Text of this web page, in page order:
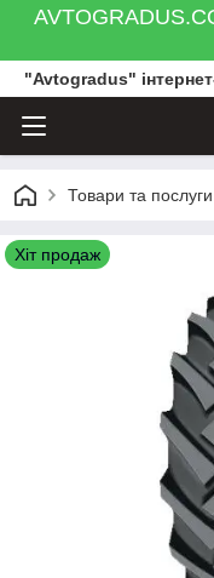
"Avtogradus"
Товари та послуги
Хіт продаж